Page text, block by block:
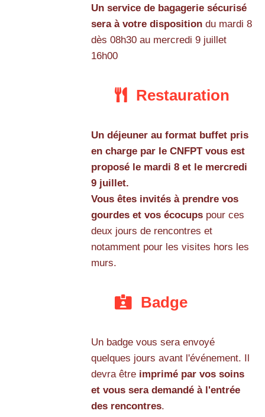
Un service de bagagerie sécurisé
sera à votre dispositiondu mardi 8
dès 08h30 au mercredi 9 juillet
16h00
Restauration
Un déjeuner au format buffet pris
en charge par le CNFPT vous est
proposé le mardi 8 et le mercredi
9 juillet.
Vous êtes invités à prendre vos
gourdes et vos écocupspour ces
deux jours de rencontres et
notamment pour les visites hors les
murs.
Badge
Un badge vous sera envoyé
quelques jours avant l'événement. Il
devra être imprimé par vos soins
et vous sera demandé à l'entrée
des rencontres.